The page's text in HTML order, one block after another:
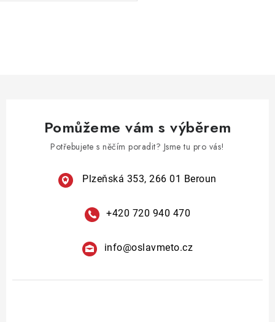
p
Pomůžeme vám s výběrem
Potřebujete s něčím poradit? Jsme tu pro vás!
Plzeňská 353, 266 01 Beroun
+420 720 940 470
info@oslavmeto.cz